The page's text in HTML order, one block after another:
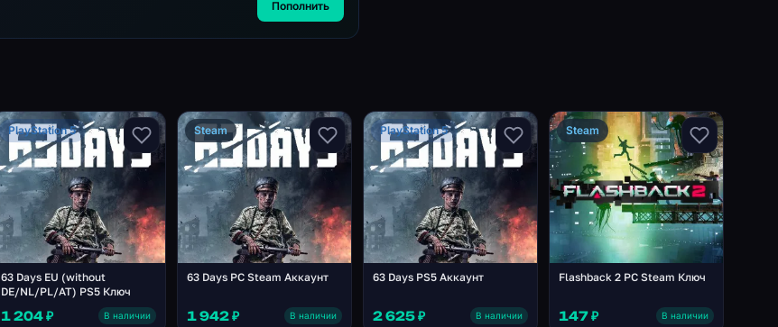
Пополнить
PlayStation 5
63 Days EU (without
DE/NL/PL/AT) PS5 Ключ
1 204 ₽ В наличии
Steam
63 Days PC Steam Аккаунт
1 942 ₽ В наличии
PlayStation 5
63 Days PS5 Аккаунт
2 625 ₽ В наличии
Steam
Flashback 2 PC Steam Ключ
147 ₽ В наличии